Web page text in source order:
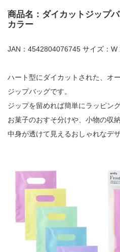
商品名：ダイカットジップ
カラー
JAN：4542804076745 サイズ：
ハート型にダイカットされた、オ
ジップバッグです。
ジップを留めれば簡単にラッピン
お菓子のおすそ分けや、小物の収
中身が透けて見えるおしゃれなデザ